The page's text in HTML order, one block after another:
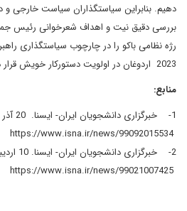
دهیم. بنابراین سیاستگذاران سیاست خارجی و
بررسی دقیق نیت و اهداف شعرخوانی رئیس
رژه نظامی باکو را در چارچوب سیاستگذاری
2023 اردوغان در اولویت دستورکار خویش قرار دهند.
منابع:
https://www.isna.ir/news/99092015534